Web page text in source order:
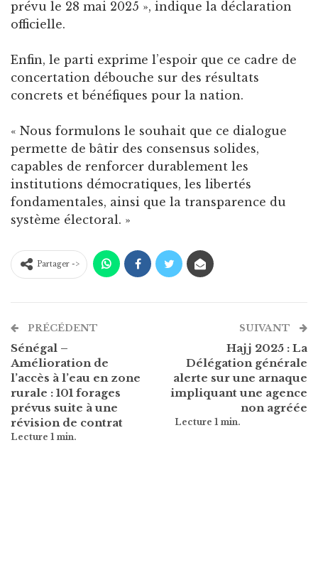
prévu le 28 mai 2025 », indique la déclaration
officielle.
Enfin, le parti exprime l’espoir que ce cadre de
concertation débouche sur des résultats
concrets et bénéfiques pour la nation.
« Nous formulons le souhait que ce dialogue
permette de bâtir des consensus solides,
capables de renforcer durablement les
institutions démocratiques, les libertés
fondamentales, ainsi que la transparence du
système électoral. »
Partager ->
PRÉCÉDENT
Sénégal –
Amélioration de
l’accès à l’eau en zone
rurale : 101 forages
prévus suite à une
révision de contrat
SUIVANT
Hajj 2025 : La
Délégation générale
alerte sur une arnaque
impliquant une agence
non agréée